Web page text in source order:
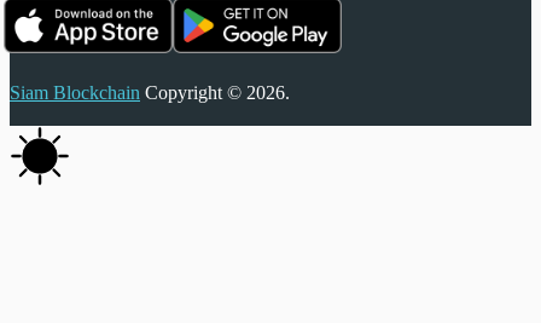
Siam Blockchain Copyright © 2026.